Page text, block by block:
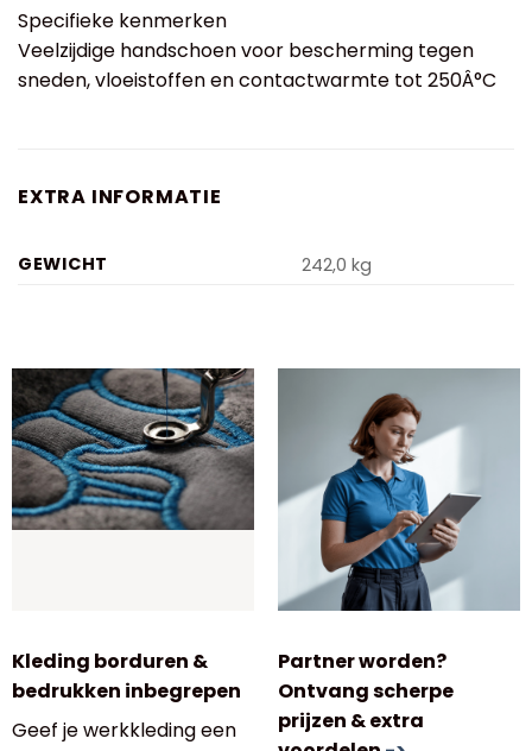
Specifieke kenmerken
Veelzijdige handschoen voor bescherming tegen
sneden, vloeistoffen en contactwarmte tot 250Â°C
EXTRA INFORMATIE
GEWICHT 242,0 kg
Kleding borduren &
bedrukken inbegrepen
Geef je werkkleding een
Partner worden?
Ontvang scherpe
prijzen & extra